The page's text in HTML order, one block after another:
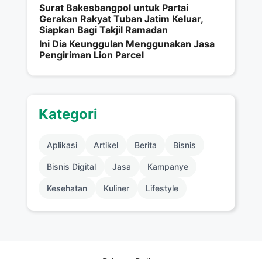
Surat Bakesbangpol untuk Partai
Gerakan Rakyat Tuban Jatim Keluar,
Siapkan Bagi Takjil Ramadan
Ini Dia Keunggulan Menggunakan Jasa
Pengiriman Lion Parcel
Kategori
Aplikasi Artikel Berita Bisnis
Bisnis Digital Jasa Kampanye
Kesehatan Kuliner Lifestyle